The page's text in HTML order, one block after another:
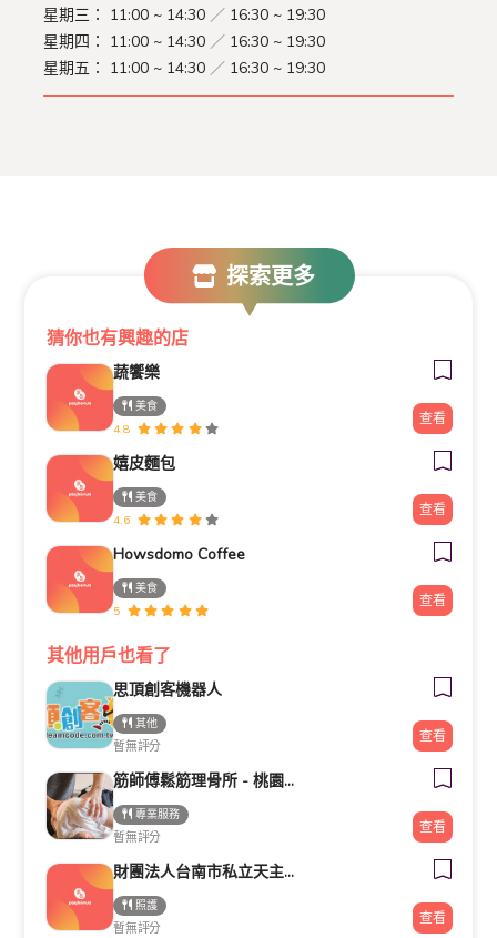
星期三： 11:00 ~ 14:30 ／ 16:30 ~ 19:30
星期四： 11:00 ~ 14:30 ／ 16:30 ~ 19:30
星期五： 11:00 ~ 14:30 ／ 16:30 ~ 19:30
探索更多
猜你也有興趣的店
蔬饗樂
美食
4.8
查看
嬉皮麵包
美食
4.6
查看
Howsdomo Coffee
美食
5
查看
其他用戶也看了
思頂創客機器人
其他
暫無評分
查看
筋師傅鬆筋理骨所 - 桃園整復/推拿/民俗療法/整骨
專業服務
暫無評分
查看
財團法人台南市私立天主教瑞復益智中心
照護
暫無評分
查看